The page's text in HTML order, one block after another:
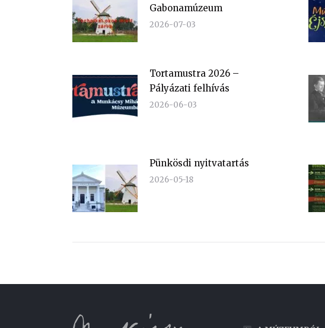
Gabonamúzeum
2026-07-03
Tortamustra 2026 –
Pályázati felhívás
2026-06-03
Pünkösdi nyitvatartás
2026-05-18